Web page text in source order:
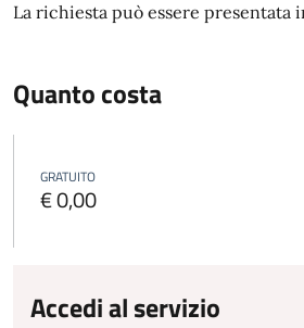
La richiesta può essere presentata
Quanto costa
GRATUITO
€ 0,00
Accedi al servizio